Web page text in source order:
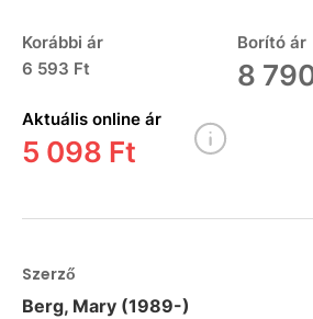
Korábbi ár
6 593 Ft
Borító ár
8
Aktuális online ár
5 098 Ft
Szerző
Berg, Mary (1989-)